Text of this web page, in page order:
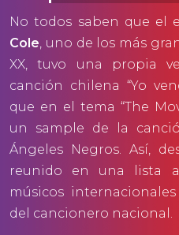
No todos saben que el
Cole, uno de los más
XX, tuvo una propia
canción chilena “Yo
que en el tema “The
un sample de la
Ángeles Negros. Así,
reunido en una lista
músicos
del cancionero nacional.